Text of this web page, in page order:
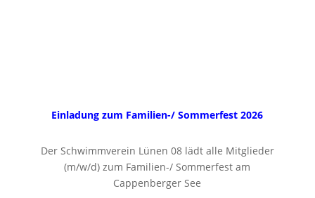
Einladung zum Familien-/ Sommerfest 2026
Der Schwimmverein Lünen 08 lädt alle Mitglieder
(m/w/d) zum Familien-/ Sommerfest am
Cappenberger See